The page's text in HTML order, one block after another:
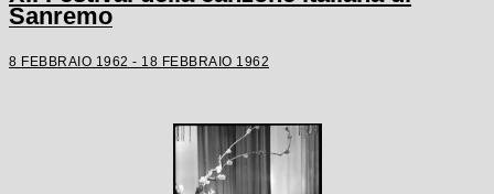
Sanremo
8 FEBBRAIO 1962 - 18 FEBBRAIO 1962